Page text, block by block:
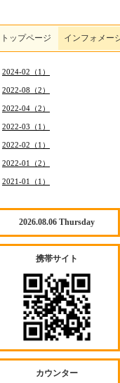
トップページ インフォメー
2024-02（1）
2022-08（2）
2022-04（2）
2022-03（1）
2022-02（1）
2022-01（2）
2021-01（1）
2026.08.06 Thursday
携帯サイト
カウンター